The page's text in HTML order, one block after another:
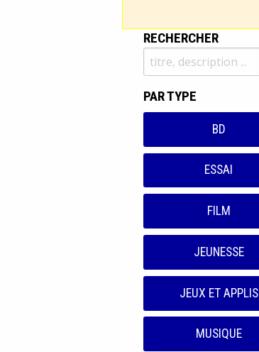
RECHERCHER
PAR TYPE
BD
ESSAI
FILM
JEUNESSE
JEUX ET APPLIS
MUSIQUE